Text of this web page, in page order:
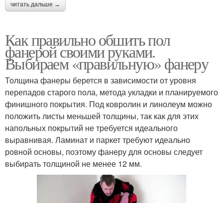
читать дальше →
Как правильно обшить пол
фанерой своими руками.
Выбираем «правильную» фанеру
Толщина фанеры берется в зависимости от уровня
перепадов старого пола, метода укладки и планируемого
финишного покрытия. Под ковролин и линолеум можно
положить листы меньшей толщины, так как для этих
напольных покрытий не требуется идеального
выравнивая. Ламинат и паркет требуют идеально
ровной основы, поэтому фанеру для основы следует
выбирать толщиной не менее 12 мм.